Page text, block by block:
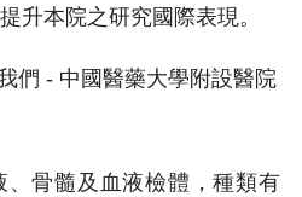
升本院之研究國際表現。
骨髓及血液檢體，種類有